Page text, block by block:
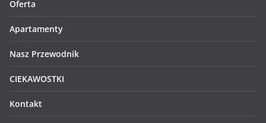
Oferta
Apartamenty
Nasz Przewodnik
CIEKAWOSTKI
Kontakt